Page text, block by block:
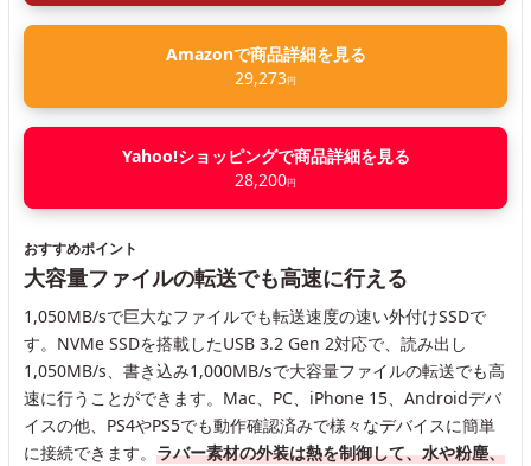
Amazonで商品詳細を見る
29,273円
Yahoo!ショッピングで商品詳細を見る
28,200円
おすすめポイント
大容量ファイルの転送でも高速に行える
1,050MB/sで巨大なファイルでも転送速度の速い外付けSSDで
す。NVMe SSDを搭載したUSB 3.2 Gen 2対応で、読み出し
1,050MB/s、書き込み1,000MB/sで大容量ファイルの転送でも高
速に行うことができます。Mac、PC、iPhone 15、Androidデバ
イスの他、PS4やPS5でも動作確認済みで様々なデバイスに簡単
に接続できます。 ラバー素材の外装は熱を制御して、水や粉塵、